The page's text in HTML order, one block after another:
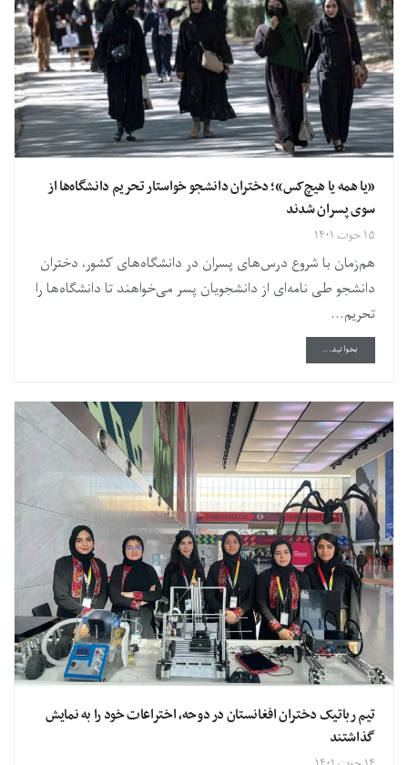
«یا همه یا هیچ‌کس»؛ دختران دانشجو خواستار تحریم دانشگاه‌ها از
سوی پسران شدند
۱۵ حوت ۱۴۰۱
هم‌زمان با شروع درس‌های پسران در دانشگاه‌های کشور، دختران
دانشجو طی نامه‌ای از دانشجویان پسر می‌خواهند تا دانشگاه‌ها را
تحریم...
بخوانید...
تیم رباتیک دختران افغانستان در دوحه، اختراعات خود را به نمایش
گذاشتند